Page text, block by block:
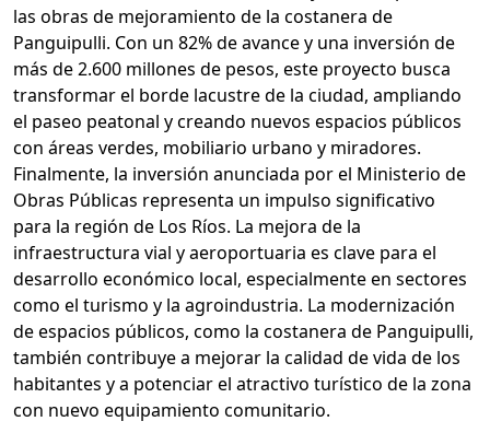
las obras de mejoramiento de la costanera de
Panguipulli. Con un 82% de avance y una inversión de
más de 2.600 millones de pesos, este proyecto busca
transformar el borde lacustre de la ciudad, ampliando
el paseo peatonal y creando nuevos espacios públicos
con áreas verdes, mobiliario urbano y miradores.
Finalmente, la inversión anunciada por el Ministerio de
Obras Públicas representa un impulso significativo
para la región de Los Ríos. La mejora de la
infraestructura vial y aeroportuaria es clave para el
desarrollo económico local, especialmente en sectores
como el turismo y la agroindustria. La modernización
de espacios públicos, como la costanera de Panguipulli,
también contribuye a mejorar la calidad de vida de los
habitantes y a potenciar el atractivo turístico de la zona
con nuevo equipamiento comunitario.